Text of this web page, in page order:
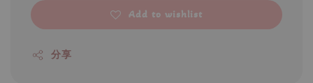
Add to wishlist
分享